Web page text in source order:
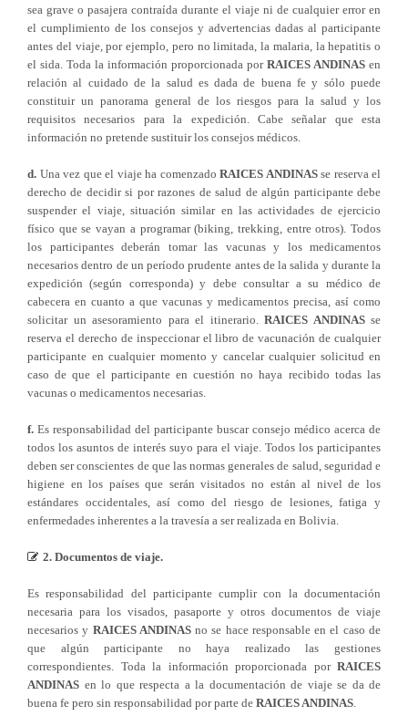
sea grave o pasajera contraída durante el viaje ni de cualquier error en
el cumplimiento de los consejos y advertencias dadas al participante
antes del viaje, por ejemplo, pero no limitada, la malaria, la hepatitis o
el sida. Toda la información proporcionada por RAICES ANDINAS en
relación al cuidado de la salud es dada de buena fe y sólo puede
constituir un panorama general de los riesgos para la salud y los
requisitos necesarios para la expedición. Cabe señalar que esta
información no pretende sustituir los consejos médicos.
d. Una vez que el viaje ha comenzado RAICES ANDINASse reserva el
derecho de decidir si por razones de salud de algún participante debe
suspender el viaje, situación similar en las actividades de ejercicio
físico que se vayan a programar (biking, trekking, entre otros). Todos
los participantes deberán tomar las vacunas y los medicamentos
necesarios dentro de un período prudente antes de la salida y durante la
expedición (según corresponda) y debe consultar a su médico de
cabecera en cuanto a que vacunas y medicamentos precisa, así como
solicitar un asesoramiento para el itinerario. RAICES ANDINASse
reserva el derecho de inspeccionar el libro de vacunación de cualquier
participante en cualquier momento y cancelar cualquier solicitud en
caso de que el participante en cuestión no haya recibido todas las
vacunas o medicamentos necesarias.
f. Es responsabilidad del participante buscar consejo médico acerca de
todos los asuntos de interés suyo para el viaje. Todos los participantes
deben ser conscientes de que las normas generales de salud, seguridad e
higiene en los países que serán visitados no están al nivel de los
estándares occidentales, así como del riesgo de lesiones, fatiga y
enfermedades inherentes a la travesía a ser realizada en Bolivia.
2. Documentos de viaje.
Es responsabilidad del participante cumplir con la documentación
necesaria para los visados, pasaporte y otros documentos de viaje
necesarios y RAICES ANDINASno se hace responsable en el caso de
que algún participante no haya realizado las gestiones
correspondientes. Toda la información proporcionada por RAICES
ANDINAS en lo que respecta a la documentación de viaje se da de
buena fe pero sin responsabilidad por parte de RAICES ANDINAS.